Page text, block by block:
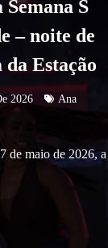
S
– noite de
da Estação
2026
Ana
de maio de 2026, a